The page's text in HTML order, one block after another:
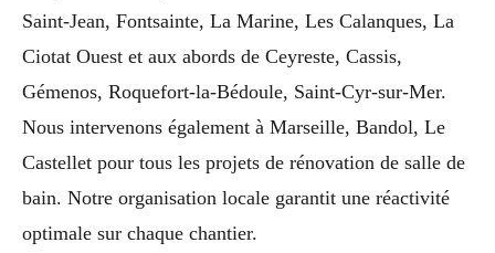
Saint-Jean, Fontsainte, La Marine, Les Calanques, La
Ciotat Ouest et aux abords de Ceyreste, Cassis,
Gémenos, Roquefort-la-Bédoule, Saint-Cyr-sur-Mer.
Nous intervenons également à Marseille, Bandol, Le
Castellet pour tous les projets de rénovation de salle de
bain. Notre organisation locale garantit une réactivité
optimale sur chaque chantier.